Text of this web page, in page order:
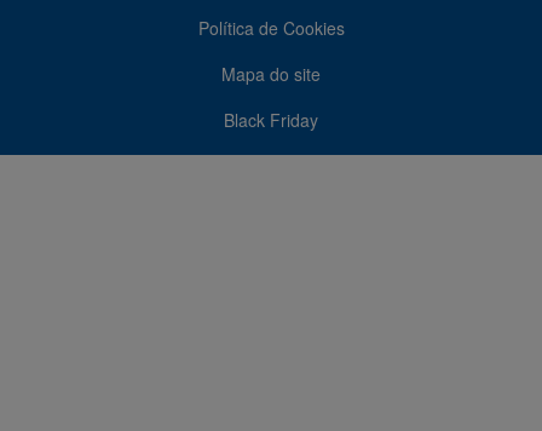
Política de Cookies
Mapa do site
Black Friday